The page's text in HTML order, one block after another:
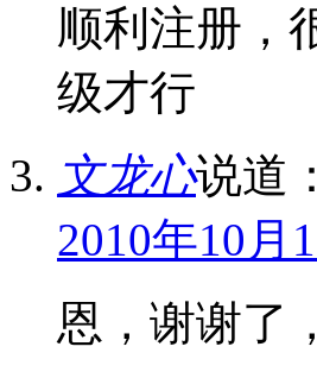
顺利注册，
级才行
文龙心说道：
2010年10月
恩，谢谢了